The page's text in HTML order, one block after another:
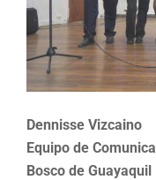
Dennisse Vizcaino
Equipo de
Bosco de Guayaquil